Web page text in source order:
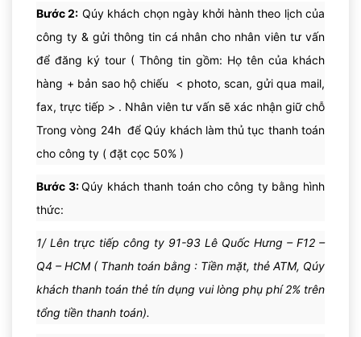
Bước 2: Qúy khách chọn ngày khởi hành theo lịch của
công ty & gửi thông tin cá nhân cho nhân viên tư vấn
để đăng ký tour ( Thông tin gồm: Họ tên của khách
hàng + bản sao hộ chiếu < photo, scan, gửi qua mail,
fax, trực tiếp > . Nhân viên tư vấn sẽ xác nhận giữ chỗ
Trong vòng 24h để Qúy khách làm thủ tục thanh toán
cho công ty ( đặt cọc 50% )
Bước 3:Qúy khách thanh toán cho công ty bằng hình
thức:
1/ Lên trực tiếp công ty 91-93 Lê Quốc Hưng – F12 –
Q4 – HCM ( Thanh toán bằng : Tiền mặt, thẻ ATM, Qúy
khách thanh toán thẻ tín dụng vui lòng phụ phí 2% trên
tổng tiền thanh toán).